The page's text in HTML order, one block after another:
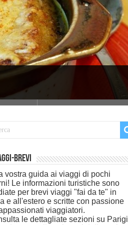
Brevi
vostra guida ai viaggi di pochi
Le informazioni turistiche sono
per brevi viaggi "fai da te" in
e all'estero e scritte con passione
viaggiatori.
le dettagliate sezioni su Parigi